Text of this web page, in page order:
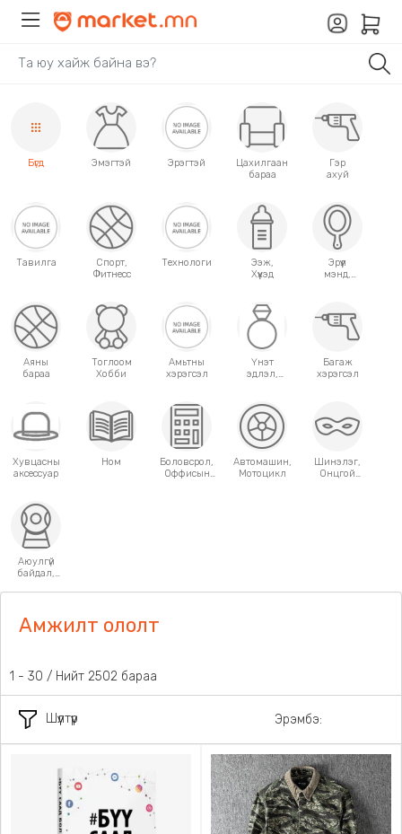
Бүгд Эмэгтэй Эрэгтэй
Цахилгаан
бараа
Гэр
ахуй
Тавилга
Спорт,
Фитнесс
Технологи
Ээж,
Хүүхэд
Эрүүл
мэнд,
Аяны
бараа
Тоглоом
Хобби
Амьтны
хэрэгсэл
Үнэт
эдлэл,
Багаж
хэрэгсэл
Хувцасны
аксессуар
Ном
Боловсрол,
Оффисын
Автомашин,
Мотоцикл
Шинэлэг,
Онцгой
Аюулгүй
байдал,
Амжилт ололт
Шүүлтүүр
1 - 30 / Нийт 2502 бараа
Эрэмбэ: